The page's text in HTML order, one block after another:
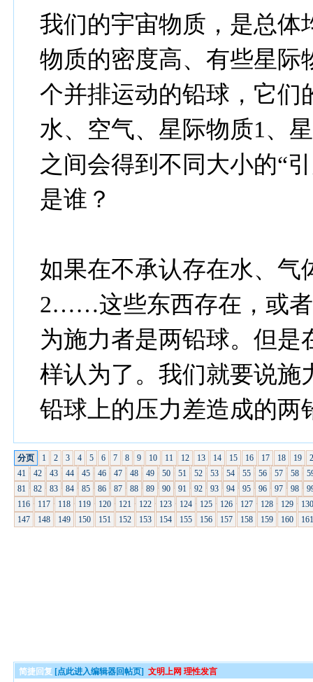
我们的宇宙物质，是总体
物质的密度高、有些星际
个并排运动的铅球，它们
水、空气、星际物质1、
之间会得到不同大小的“
是谁？
如果在不承认存在水、气
2……这些东西存在，或
为施力者是两铅球。但是
样认为了。我们就要说施
铅球上的压力差造成的两
分页 1 2 3 4 5 6 7 8 9 10 11 12 13 14 15 16 17 18 19
41
42 43 44 45 46 47 48 49 50 51 52 53 54 55 56 57 58
81
82 83 84 85 86 87 88 89 90 91 92 93 94 95 96 97 98
116
117 118 119 120 121 122 123 124 125 126 127 128 129
147
148 149 150 151 152 153 154 155 156 157 158 159 160
简捷回复 [点此进入编辑器回帖页] 文明上网 理性发言